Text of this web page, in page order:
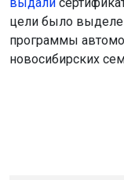
цели было
программы
новосибирских